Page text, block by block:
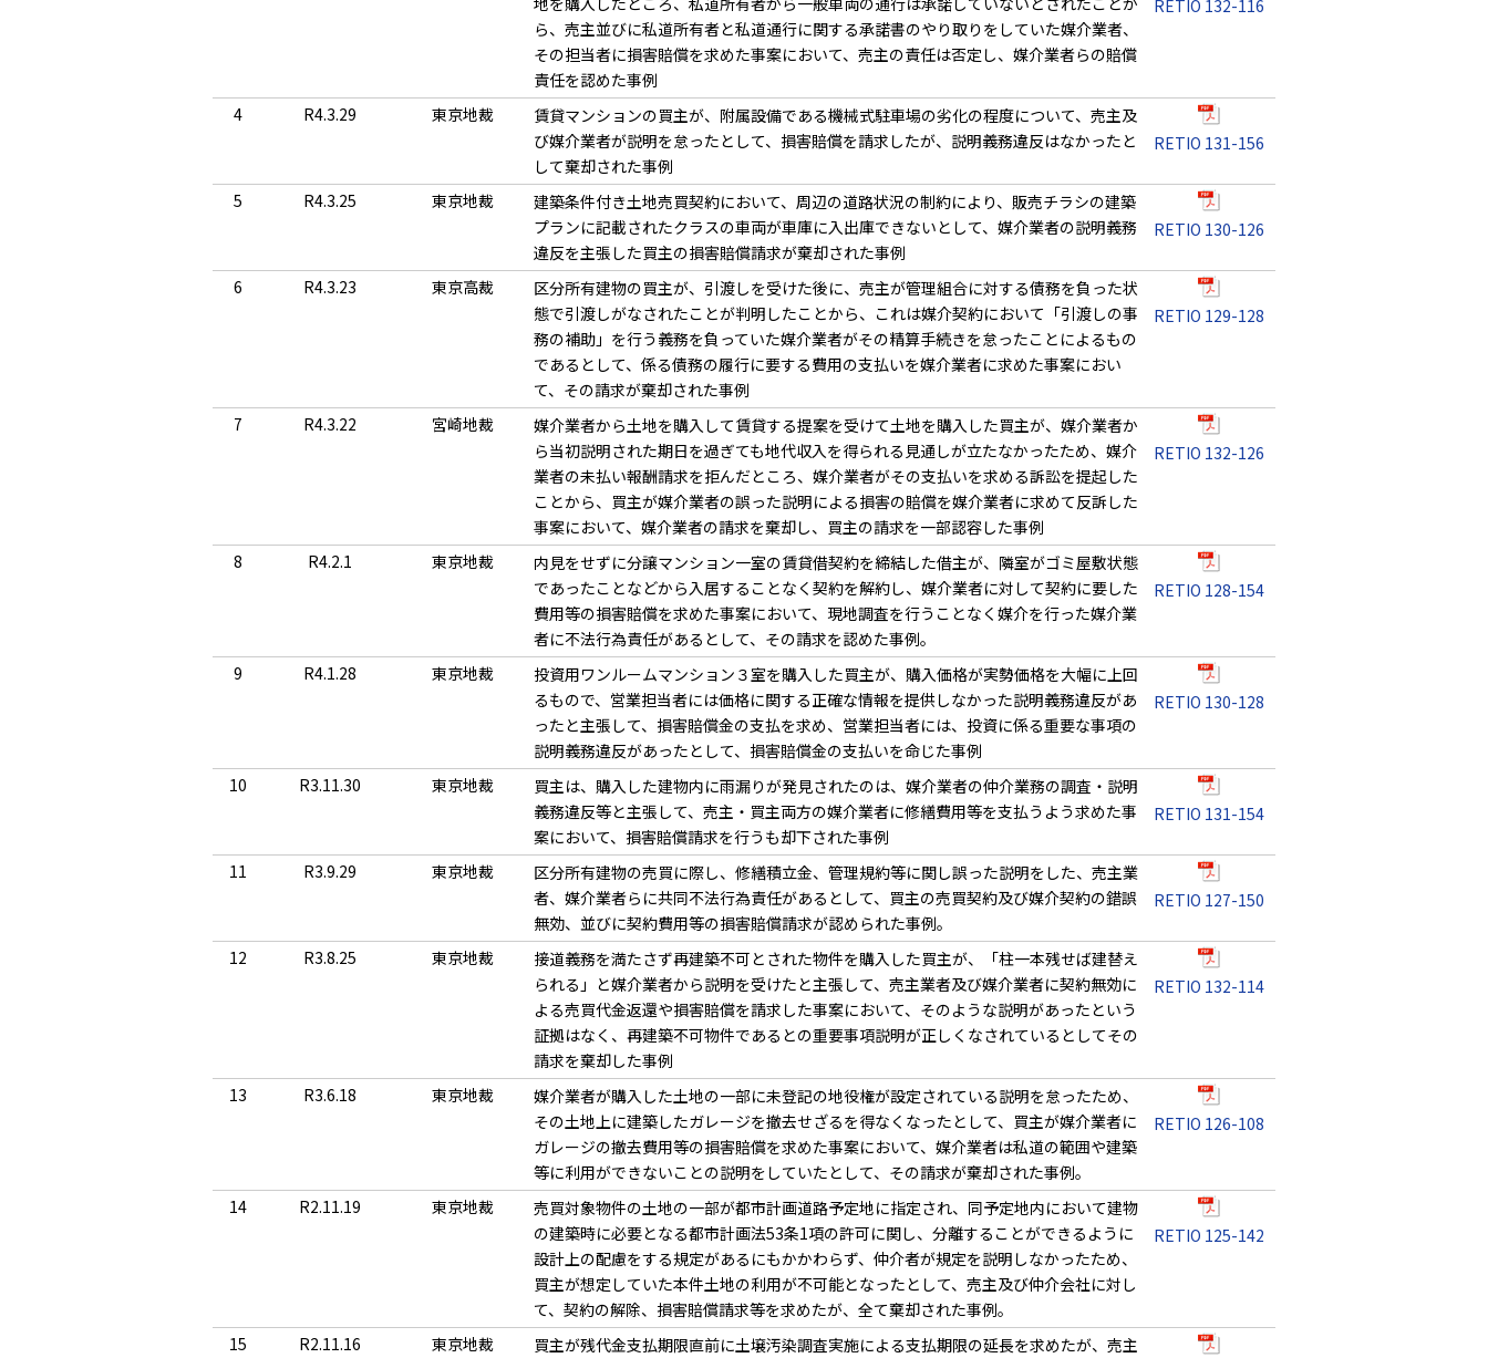
ら、売主並びに私道所有者と私道通行に関する承諾書のやり取りをしていた媒介業者、
その担当者に損害賠償を求めた事案において、売主の責任は否定し、媒介業者らの賠償
責任を認めた事例
RETIO 132-116
4 R4.3.29 東京地裁
賃貸マンションの買主が、附属設備である機械式駐車場の劣化の程度について、売主及
び媒介業者が説明を怠ったとして、損害賠償を請求したが、説明義務違反はなかったと
して棄却された事例
RETIO 131-156
5 R4.3.25 東京地裁
建築条件付き土地売買契約において、周辺の道路状況の制約により、販売チラシの建築
プランに記載されたクラスの車両が車庫に入出庫できないとして、媒介業者の説明義務
違反を主張した買主の損害賠償請求が棄却された事例
RETIO 130-126
6 R4.3.23 東京高裁
区分所有建物の買主が、引渡しを受けた後に、売主が管理組合に対する債務を負った状
態で引渡しがなされたことが判明したことから、これは媒介契約において「引渡しの事
務の補助」を行う義務を負っていた媒介業者がその精算手続きを怠ったことによるもの
であるとして、係る債務の履行に要する費用の支払いを媒介業者に求めた事案におい
て、その請求が棄却された事例
RETIO 129-128
7 R4.3.22 宮崎地裁
媒介業者から土地を購入して賃貸する提案を受けて土地を購入した買主が、媒介業者か
ら当初説明された期日を過ぎても地代収入を得られる見通しが立たなかったため、媒介
業者の未払い報酬請求を拒んだところ、媒介業者がその支払いを求める訴訟を提起した
ことから、買主が媒介業者の誤った説明による損害の賠償を媒介業者に求めて反訴した
事案において、媒介業者の請求を棄却し、買主の請求を一部認容した事例
RETIO 132-126
8 R4.2.1 東京地裁
内見をせずに分譲マンション一室の賃貸借契約を締結した借主が、隣室がゴミ屋敷状態
であったことなどから入居することなく契約を解約し、媒介業者に対して契約に要した
費用等の損害賠償を求めた事案において、現地調査を行うことなく媒介を行った媒介業
者に不法行為責任があるとして、その請求を認めた事例。
RETIO 128-154
9 R4.1.28 東京地裁
投資用ワンルームマンション３室を購入した買主が、購入価格が実勢価格を大幅に上回
るもので、営業担当者には価格に関する正確な情報を提供しなかった説明義務違反があ
ったと主張して、損害賠償金の支払を求め、営業担当者には、投資に係る重要な事項の
説明義務違反があったとして、損害賠償金の支払いを命じた事例
RETIO 130-128
10 R3.11.30 東京地裁
買主は、購入した建物内に雨漏りが発見されたのは、媒介業者の仲介業務の調査・説明
義務違反等と主張して、売主・買主両方の媒介業者に修繕費用等を支払うよう求めた事
案において、損害賠償請求を行うも却下された事例
RETIO 131-154
11 R3.9.29 東京地裁
区分所有建物の売買に際し、修繕積立金、管理規約等に関し誤った説明をした、売主業
者、媒介業者らに共同不法行為責任があるとして、買主の売買契約及び媒介契約の錯誤
無効、並びに契約費用等の損害賠償請求が認められた事例。
RETIO 127-150
12 R3.8.25 東京地裁
接道義務を満たさず再建築不可とされた物件を購入した買主が、「柱一本残せば建替え
られる」と媒介業者から説明を受けたと主張して、売主業者及び媒介業者に契約無効に
よる売買代金返還や損害賠償を請求した事案において、そのような説明があったという
証拠はなく、再建築不可物件であるとの重要事項説明が正しくなされているとしてその
請求を棄却した事例
RETIO 132-114
13 R3.6.18 東京地裁
媒介業者が購入した土地の一部に未登記の地役権が設定されている説明を怠ったため、
その土地上に建築したガレージを撤去せざるを得なくなったとして、買主が媒介業者に
ガレージの撤去費用等の損害賠償を求めた事案において、媒介業者は私道の範囲や建築
等に利用ができないことの説明をしていたとして、その請求が棄却された事例。
RETIO 126-108
14 R2.11.19 東京地裁
売買対象物件の土地の一部が都市計画道路予定地に指定され、同予定地内において建物
の建築時に必要となる都市計画法53条1項の許可に関し、分離することができるように
設計上の配慮をする規定があるにもかかわらず、仲介者が規定を説明しなかったため、
買主が想定していた本件土地の利用が不可能となったとして、売主及び仲介会社に対し
て、契約の解除、損害賠償請求等を求めたが、全て棄却された事例。
RETIO 125-142
15 R2.11.16 東京地裁
買主が残代金支払期限直前に土壌汚染調査実施による支払期限の延長を求めたが、売主